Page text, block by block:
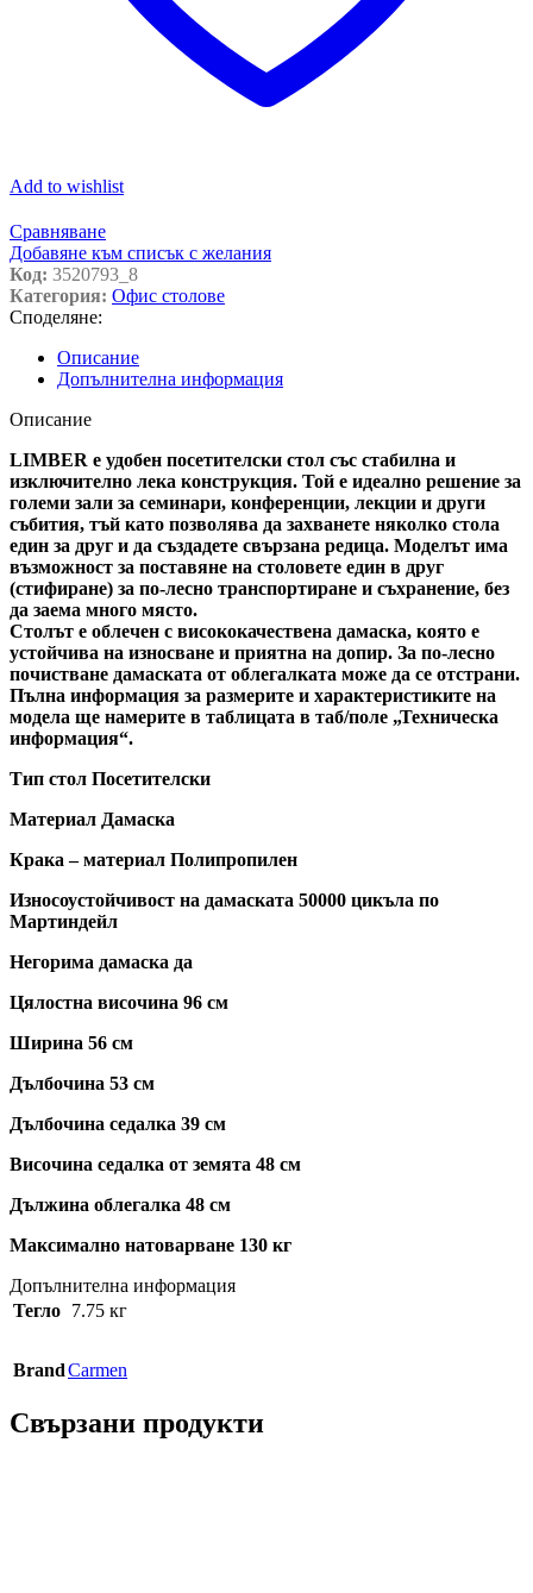
Add to wishlist
Сравняване
Добавяне към списък с желания
Код: 3520793_8
Категория: Офис столове
Споделяне:
Описание
Допълнителна информация
Описание
LIMBER е удобен посетителски стол със стабилна и
изключително лека конструкция. Той е идеално решение за
големи зали за семинари, конференции, лекции и други
събития, тъй като позволява да захванете няколко стола
един за друг и да създадете свързана редица. Моделът има
възможност за поставяне на столовете един в друг
(стифиране) за по-лесно транспортиране и съхранение, без
да заема много място.
Столът е облечен с висококачествена дамаска, която е
устойчива на износване и приятна на допир. За по-лесно
почистване дамаската от облегалката може да се отстрани.
Пълна информация за размерите и характеристиките на
модела ще намерите в таблицата в таб/поле „Техническа
информация“.
Тип стол Посетителски
Материал Дамаска
Крака – материал Полипропилен
Износоустойчивост на дамаската 50000 цикъла по
Мартиндейл
Негорима дамаска да
Цялостна височина 96 см
Ширина 56 см
Дълбочина 53 см
Дълбочина седалка 39 см
Височина седалка от земята 48 см
Дължина облегалка 48 см
Максимално натоварване 130 кг
Допълнителна информация
Тегло 7.75 кг
BrandCarmen
Свързани продукти